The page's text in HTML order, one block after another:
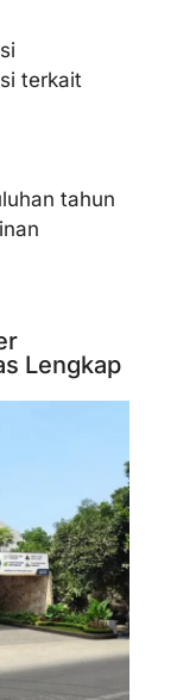
terkait
tahun
Lengkap